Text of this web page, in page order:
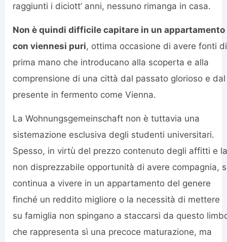
raggiunti i diciott’ anni, nessuno rimanga in casa.
Non è quindi difficile capitare in un appartamento
con viennesi puri, ottima occasione di avere fonti di
prima mano che introducano alla scoperta e alla
comprensione di una città dal passato glorioso e dal
presente in fermento come Vienna.
La Wohnungsgemeinschaft non è tuttavia una
sistemazione esclusiva degli studenti universitari.
Spesso, in virtù del prezzo contenuto degli affitti e la
non disprezzabile opportunità di avere compagnia,
continua a vivere in un appartamento del genere
finché un reddito migliore o la necessità di mettere
su famiglia non spingano a staccarsi da questo
che rappresenta sì una precoce maturazione, ma